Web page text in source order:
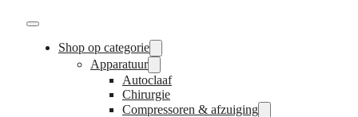
Shop op categorie
Apparatuur
Autoclaaf
Chirurgie
Compressoren & afzuiging